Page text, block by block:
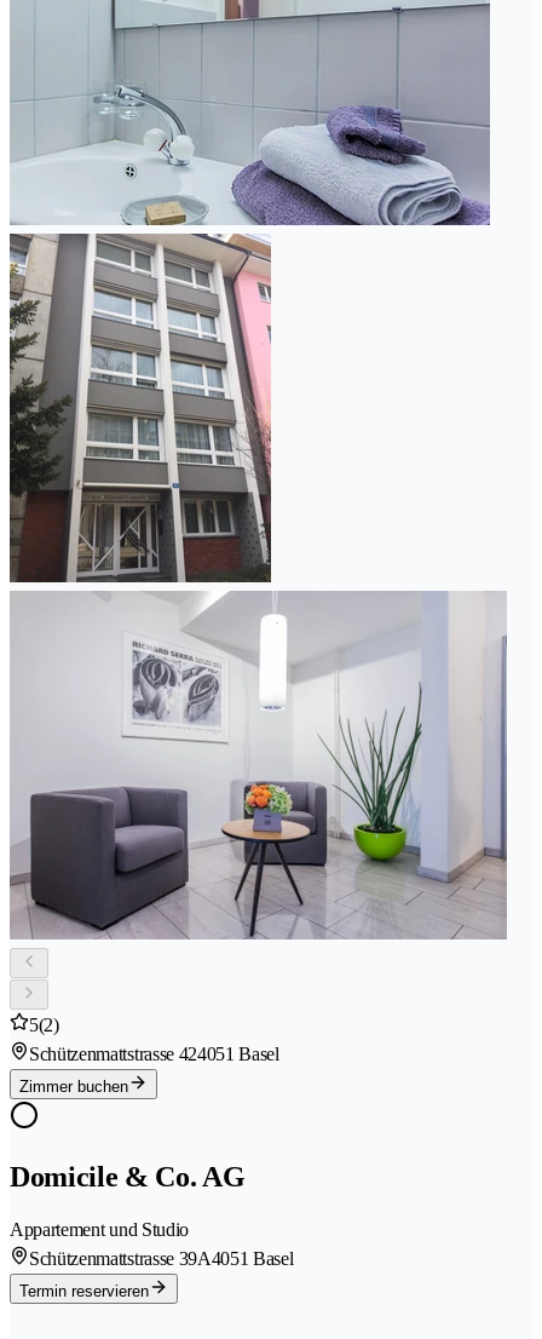
5(2)
Schützenmattstrasse 424051 Basel
Zimmer buchen
Domicile & Co. AG
Appartement und Studio
Schützenmattstrasse 39A4051 Basel
Termin reservieren